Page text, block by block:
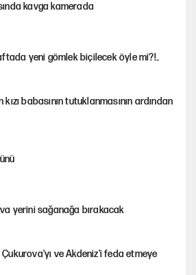
kavga kamerada
yeni gömlek biçilecek öyle mi?!..
babasının tutuklanmasının ardından
yerini sağanağa bırakacak
ve Akdeniz'i feda etmeye